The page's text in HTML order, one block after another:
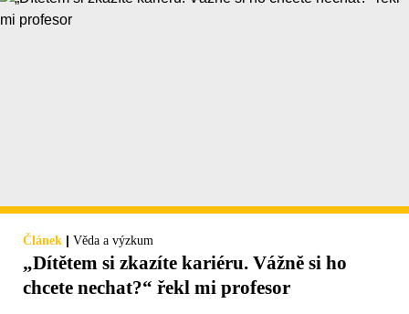
Článek | Věda a výzkum
„Dítětem si zkazíte kariéru. Vážně si ho
chcete nechat?“ řekl mi profesor